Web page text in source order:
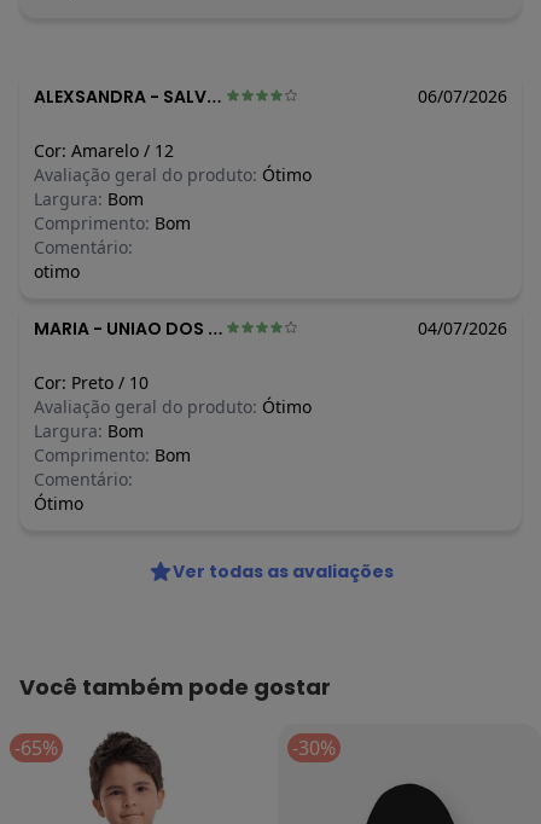
dia do mês, para o menor tamanho disponível.
julho/2026
junho/2026
maio/2026
abril/2026
março/2026
fevereiro/2026
ALEXSANDRA - SALVADOR - BA 06/07/2026
Cor: Amarelo / 12
Avaliação geral do produto: Ótimo
Largura: Bom
Comprimento: Bom
Comentário:
otimo
MARIA - UNIAO DOS PALMARES - AL 04/07/2026
Cor: Preto / 10
Avaliação geral do produto: Ótimo
Largura: Bom
Comprimento: Bom
Comentário:
Ótimo
Ver todas as avaliações
Você também pode gostar
-65% -30%